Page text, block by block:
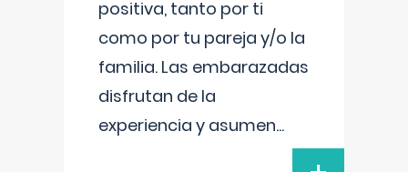
positiva, tanto por ti
como por tu pareja y/o la
familia. Las embarazadas
disfrutan de la
experiencia y asumen...